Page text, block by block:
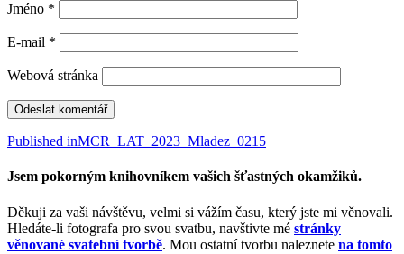
Jméno *
E-mail *
Webová stránka
Navigace
pro
Published inMCR_LAT_2023_Mladez_0215
Jsem pokorným knihovníkem vašich šťastných okamžiků.
Děkuji za vaši návštěvu, velmi si vážím času, který jste mi věnovali.
Hledáte-li fotografa pro svou svatbu, navštivte mé stránky
věnované svatební tvorbě. Mou ostatní tvorbu naleznete na tomto